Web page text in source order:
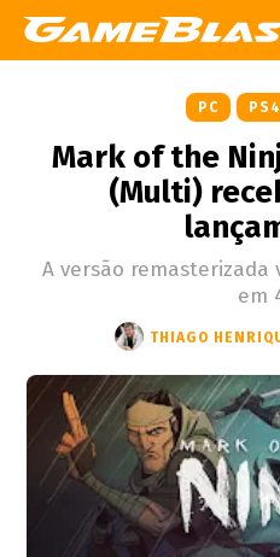
PC PS4
Mark of the
(Multi)
A versão remasterizada
em
THIAGO